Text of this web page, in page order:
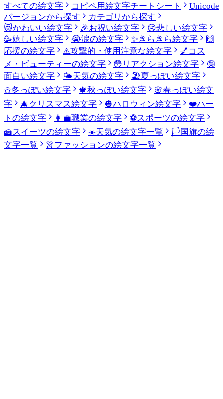
すべての絵文字
コピペ用絵文字チートシート
Unicode
バージョンから探す
カテゴリから探す
😻かわいい絵文字 🎉お祝い絵文字 😢悲しい絵文字
🥳嬉しい絵文字 😭涙の絵文字 ✨きらきら絵文字
🙌
応援の絵文字
⚠️攻撃的・使用注意な絵文字 💅 コス
メ・ビューティーの絵文字
😳 リアクション絵文字
🤪
面白い絵文字
🌤️天気の絵文字 🏖️夏っぽい絵文字
⛄冬っぽい絵文字 🍁秋っぽい絵文字 🌸春っぽい絵文
字
🎄 クリスマス絵文字 🎃ハロウィン絵文字 ❤️ハー
トの絵文字
👩‍💼職業の絵文字 ⚽スポーツの絵文字
🍰スイーツの絵文字 ☀️天気の絵文字一覧 🏳️国旗の絵
文字一覧
👗ファッションの絵文字一覧